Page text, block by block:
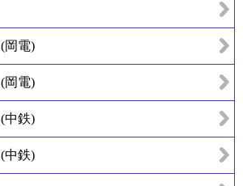
岡電)
岡電)
中鉄)
中鉄)